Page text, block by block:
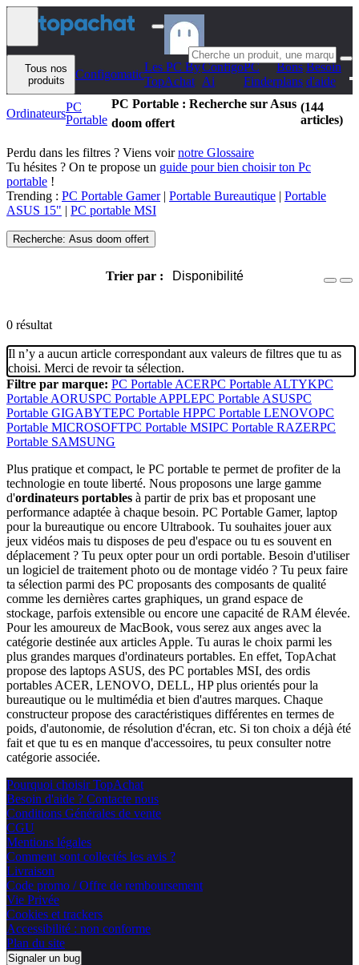
Aller au contenu
Tous nos
produits
Configomatic
Les PC By
TopAchat
Configo
Ai
PC
Finder
Bons
plans
Besoin
d'aide
OrdinateursPC
Portable
PC Portable : Recherche sur Asus
doom offert
(144
articles)
Perdu dans les filtres ? Viens voirnotre Glossaire
Tu hésites ? On te propose un guide pour bien choisir ton Pc
portable !
Trending : PC Portable Gamer| Portable Bureautique | Portable
ASUS 15" | PC portable MSI
Recherche: Asus doom offert
Trier par : Disponibilité
0 résultat
Il n’y a aucun article correspondant aux valeurs de filtres que tu as
choisi. Merci de revoir ta sélection.
Filtre par marque: PC Portable ACERPC Portable ALTYKPC
Portable AORUSPC Portable APPLEPC Portable ASUSPC
Portable GIGABYTEPC Portable HPPC Portable LENOVOPC
Portable MICROSOFTPC Portable MSIPC Portable RAZERPC
Portable SAMSUNG
Plus pratique et compact, le PC portable te permet de profiter de la
technologie en toute liberté. Nous proposons une large gamme
d'ordinateurs portables à partir de prix bas et proposant une
performance adaptée à chaque besoin. PC Portable Gamer, laptop
pour la bureautique ou encore Ultrabook. Tu souhaites jouer aux
jeux vidéos mais tu disposes de peu d'espace ou tu es souvent en
déplacement ? Tu peux opter pour un ordi portable. Besoin d'utiliser
un logiciel de traitement photo ou de montage vidéo ? Tu peux faire
ta sélection parmi des PC proposants des composants de qualité
comme les dernières cartes graphiques, un grand espace de
stockage, parfois extensible ou encore une capacité de RAM élevée.
Pour les amoureux de MacBook, vous serez aux anges avec la
catégorie destinée aux articles Apple. Tu auras le choix parmi les
plus grandes marques d'ordinateurs portables. En effet, TopAchat
propose des laptops ASUS, des PC portables MSI, des ordis
portables ACER, LENOVO, DELL, HP plus orientés pour la
bureautique ou le multimédia et bien d'autres marques. Chaque
constructeur propose des caractéristiques différentes en termes de
poids, d'autonomie, de résolution d'écran, etc. Si ton choix a déjà été
fait et que tu es en manque d'accessoires, tu peux consulter notre
catégorie associée.
Pourquoi choisir TopAchat
Besoin d'aide ? Contacte nous
Conditions Générales de vente
CGU
Mentions légales
Comment sont collectés les avis ?
Livraison
Code promo / Offre de remboursement
Vie Privée
Cookies et trackers
Accessibilité : non conforme
Plan du site
Signaler un bug